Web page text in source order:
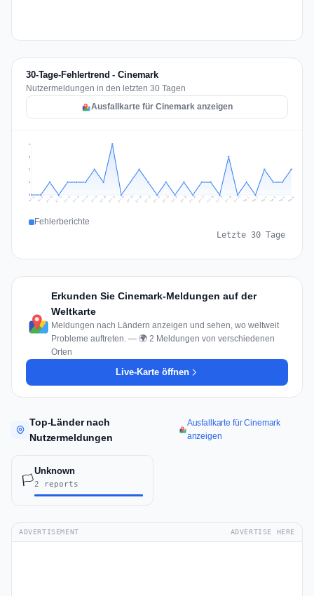
30-Tage-Fehlertrend - Cinemark
Nutzermeldungen in den letzten 30 Tagen
Ausfallkarte für Cinemark anzeigen
1
2
3
4
Jul 8 Jul 9 Jul 10 Jul 11 Jul 12 Jul 13 Jul 14 Jul 15 Jul 16 Jul 17 Jul 18 Jul 19 Jul 20 Jul 21 Jul 22 Jul 23 Jul 24 Jul 25 Jul 26 Jul 27 Jul 28 Jul 29 Jul 30 Jul 31 Aug 1 Aug 2 Aug 3 Aug 4 Aug 5 Aug 6
Fehlerberichte
Letzte 30 Tage
Erkunden Sie Cinemark-Meldungen auf der
Weltkarte
Meldungen nach Ländern anzeigen und sehen, wo weltweit
Probleme auftreten. — 🌍 2 Meldungen von verschiedenen
Orten
Live-Karte öffnen
Top-Länder nach
Nutzermeldungen
Ausfallkarte für Cinemark
anzeigen
🏳️
Unknown
2 reports
ADVERTISEMENT ADVERTISE HERE